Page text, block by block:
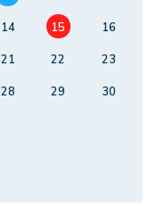
14 15
16
21 22
23
28 29
30